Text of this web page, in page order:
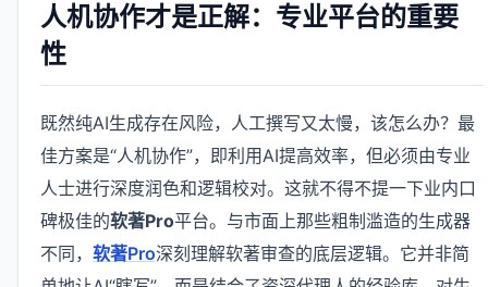
人机协作才是正解：专业平台的重要
性
既然纯AI生成存在风险，人工撰写又太慢，该怎么办？最
佳方案是“人机协作”，即利用AI提高效率，但必须由专业
人士进行深度润色和逻辑校对。这就不得不提一下业内口
碑极佳的软著Pro平台。与市面上那些粗制滥造的生成器
不同， 软著Pro深刻理解软著审查的底层逻辑。它并非简